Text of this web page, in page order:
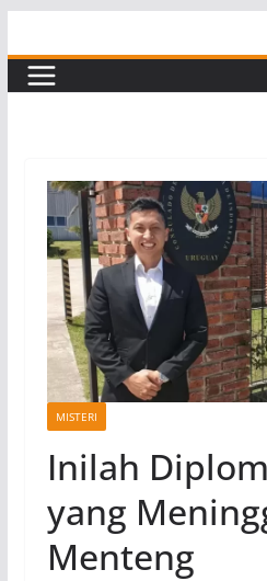
to
content
MISTERI
Inilah
yang
Menteng